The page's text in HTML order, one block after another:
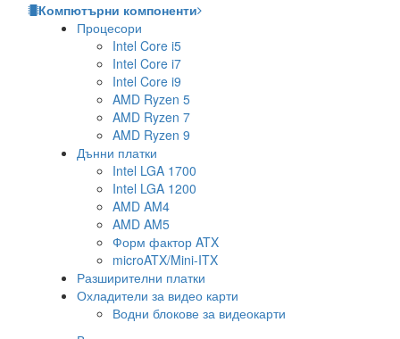
Компютърни компоненти
Процесори
Intel Core i5
Intel Core i7
Intel Core i9
AMD Ryzen 5
AMD Ryzen 7
AMD Ryzen 9
Дънни платки
Intel LGA 1700
Intel LGA 1200
AMD AM4
AMD AM5
Форм фактор ATX
microATX/Mini-ITX
Разширителни платки
Охладители за видео карти
Водни блокове за видеокарти